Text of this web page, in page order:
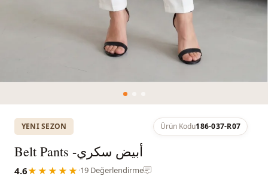
YENI SEZON Ürün Kodu186-037-R07
Belt Pants -أبيض سكري
4.6★★★★★ ·19 Değerlendirme